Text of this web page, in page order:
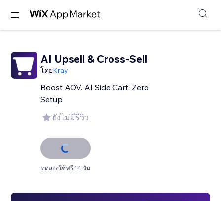
AI Upsell & Cross-Sell
โดยKray
Boost AOV. AI Side Cart. Zero
Setup
ยังไม่มีรีวิว
ทดลองใช้ฟรี 14 วัน